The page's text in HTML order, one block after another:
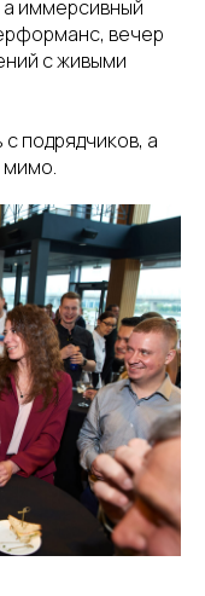
иммерсивный
вечер
с живыми
подрядчиков, а
мимо.